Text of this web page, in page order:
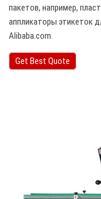
пакетов, например,
аппликаторы этикеток
Alibaba.com.
Get Best Quote